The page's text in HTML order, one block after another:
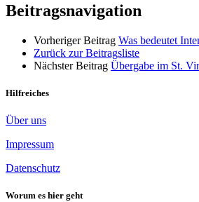
Beitragsnavigation
Vorheriger Beitrag Was bedeutet
Zurück zur Beitragsliste
Nächster Beitrag Übergabe im St.
Hilfreiches
Über uns
Impressum
Datenschutz
Worum es hier geht